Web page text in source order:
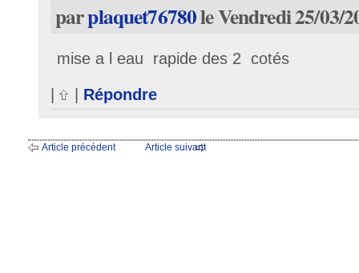
parplaquet76780le Vendredi 25/03/
mise a l eau rapide des 2 cotés
Répondre
Article précédent Article suivant